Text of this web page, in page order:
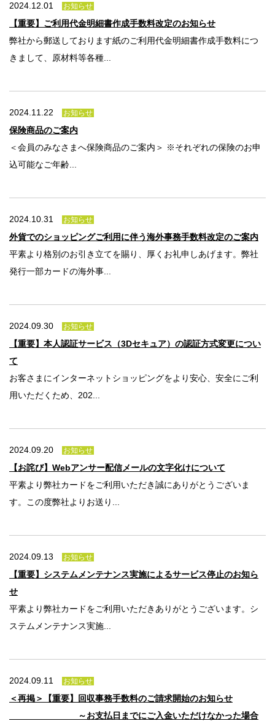
2024.12.01 お知らせ
【重要】ご利用代金明細書作成手数料改定のお知らせ
弊社から郵送しております紙のご利用代金明細書作成手数料につ
きまして、原材料等各種...
2024.11.22 お知らせ
保険商品のご案内
＜会員のみなさまへ保険商品のご案内＞ ※それぞれの保険のお申
込可能なご年齢...
2024.10.31 お知らせ
外貨でのショッピングご利用に伴う海外事務手数料改定のご案内
平素より格別のお引き立てを賜り、厚くお礼申しあげます。弊社
発行一部カードの海外事...
2024.09.30 お知らせ
【重要】本人認証サービス（3Dセキュア）の認証方式変更につい
て
お客さまにインターネットショッピングをより安心、安全にご利
用いただくため、202...
2024.09.20 お知らせ
【お詫び】Webアンサー配信メールの文字化けについて
平素より弊社カードをご利用いただき誠にありがとうございま
す。この度弊社よりお送り...
2024.09.13 お知らせ
【重要】システムメンテナンス実施によるサービス停止のお知ら
せ
平素より弊社カードをご利用いただきありがとうございます。シ
ステムメンテナンス実施...
2024.09.11 お知らせ
＜再掲＞【重要】回収事務手数料のご請求開始のお知らせ
～お支払日までにご入金いただけなかった場合